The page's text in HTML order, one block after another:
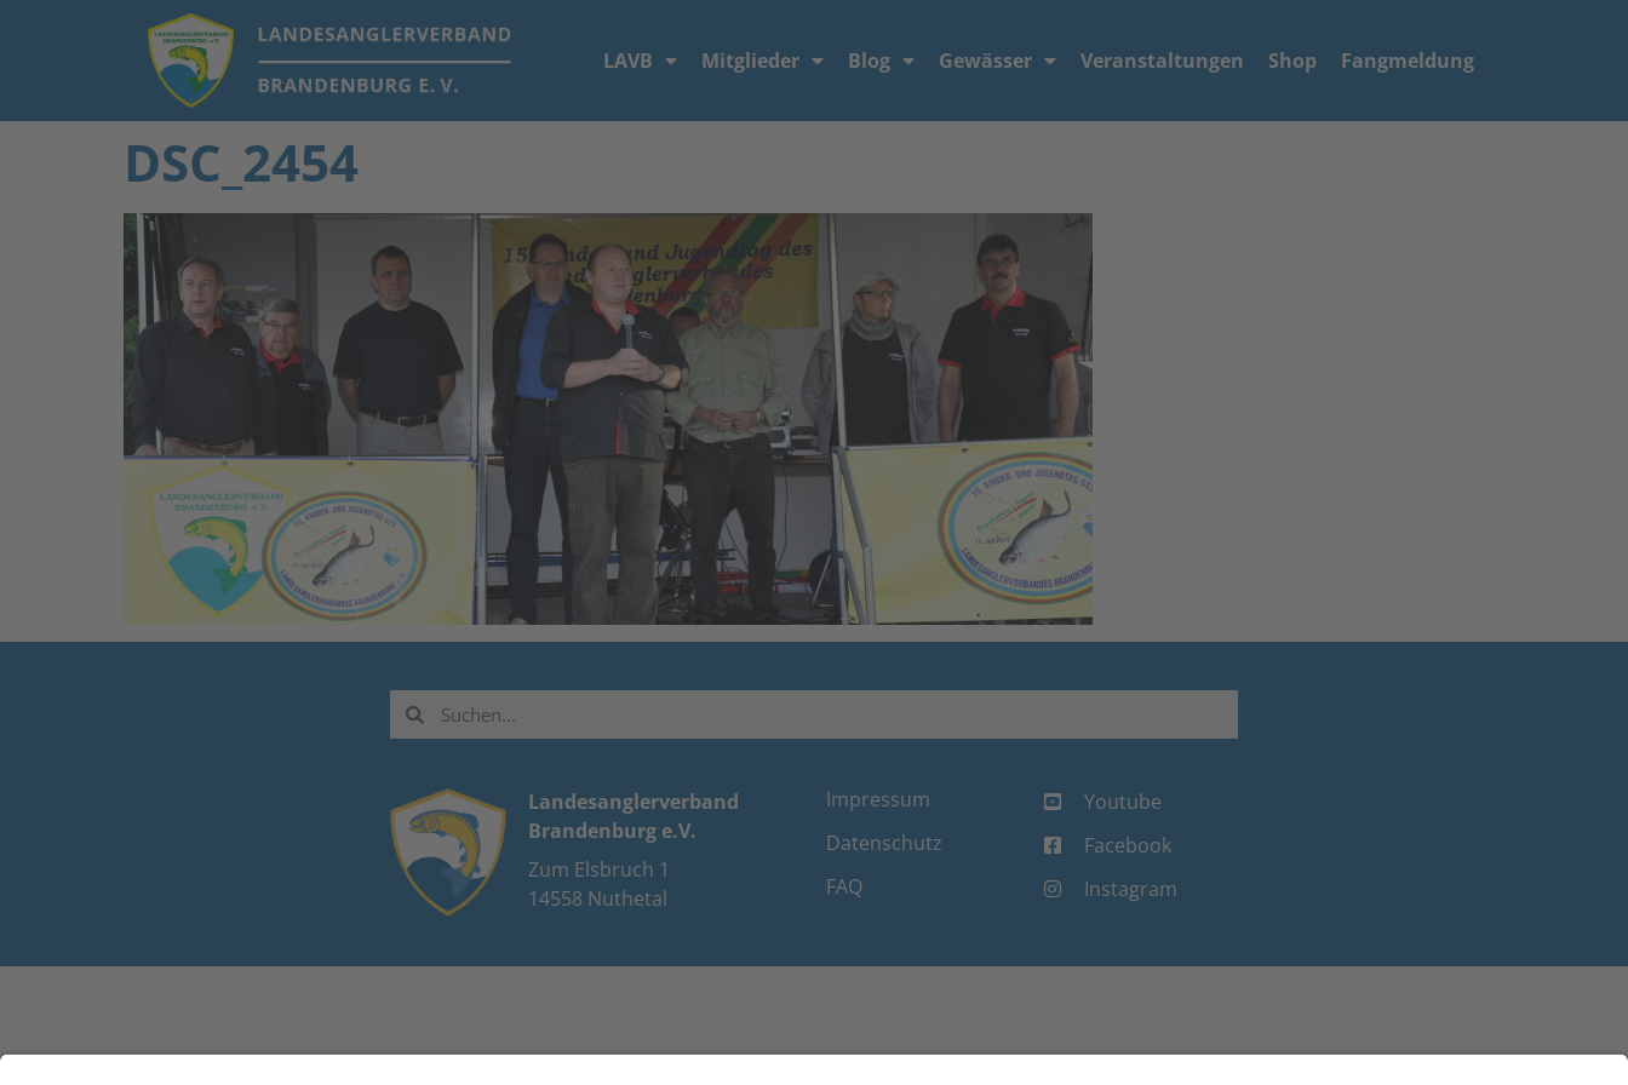
LAVB Mitglieder Blog Gewässer Veranstaltungen Shop Fangmeldung
DSC_2454
Landesanglerverband
Brandenburg e.V.
Zum Elsbruch 1
14558 Nuthetal
Impressum
Datenschutz
FAQ
Youtube
Facebook
Instagram